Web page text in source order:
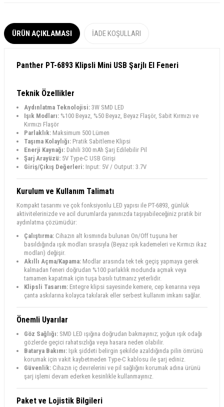
ÜRÜN AÇIKLAMASI İADE KOŞULLARI
Panther PT-6893 Klipsli Mini USB Şarjlı El Feneri
Teknik Özellikler
Aydınlatma Teknolojisi: 3W SMD LED
Işık Modları: %100 Beyaz, %50 Beyaz, Beyaz Flaşör, Sabit Kırmızı ve
Kırmızı Flaşör
Parlaklık: Maksimum 500 Lümen
Taşıma Kolaylığı: Pratik Sabitleme Klipsi
Enerji Kaynağı: Dahili 300 mAh Şarj Edilebilir Pil
Şarj Arayüzü: 5V Type-C USB Girişi
Giriş/Çıkış Değerleri: Input: 5V / Output: 3.7V
Kurulum ve Kullanım Talimatı
Kompakt tasarımı ve çok fonksiyonlu LED yapısı ile PT-6893, günlük
aktivitelerinizde ve acil durumlarda yanınızda taşıyabileceğiniz pratik bir
aydınlatma çözümüdür:
Çalıştırma: Cihazın alt kısmında bulunan On/Off tuşuna her
basıldığında ışık modları sırasıyla (Beyaz ışık kademeleri ve Kırmızı ikaz
modları) değişir.
Akıllı Açma/Kapama: Modlar arasında tek tek geçiş yapmaya gerek
kalmadan feneri doğrudan %100 parlaklık modunda açmak veya
tamamen kapatmak için tuşa basılı tutmanız yeterlidir.
Klipsli Tasarım: Entegre klipsi sayesinde kemere, cep kenarına veya
çanta askılarına kolayca takılarak eller serbest kullanım imkanı sağlar.
Önemli Uyarılar
Göz Sağlığı: SMD LED ışığına doğrudan bakmayınız; yoğun ışık odağı
gözlerde geçici rahatsızlığa veya hasara neden olabilir.
Batarya Bakımı: Işık şiddeti belirgin şekilde azaldığında pilin ömrünü
korumak için vakit kaybetmeden Type-C kablosu ile şarj ediniz.
Güvenlik: Cihazın iç devrelerini ve pil sağlığını korumak adına ürünü
şarj işlemi devam ederken kesinlikle kullanmayınız.
Paket ve Lojistik Bilgileri